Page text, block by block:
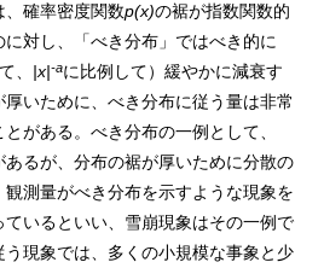
、確率密度関数p(x)の裾が指数関数的
対し、「べき分布」ではべき的に
、 |x|-aに比例して）緩やかに減衰す
いために、べき分布に従う量は非常
がある。べき分布の一例として、
あるが、分布の裾が厚いために分散の
測量がべき分布を示すような現象を
ているといい、雪崩現象はその一例で
う現象では、多くの小規模な事象と少